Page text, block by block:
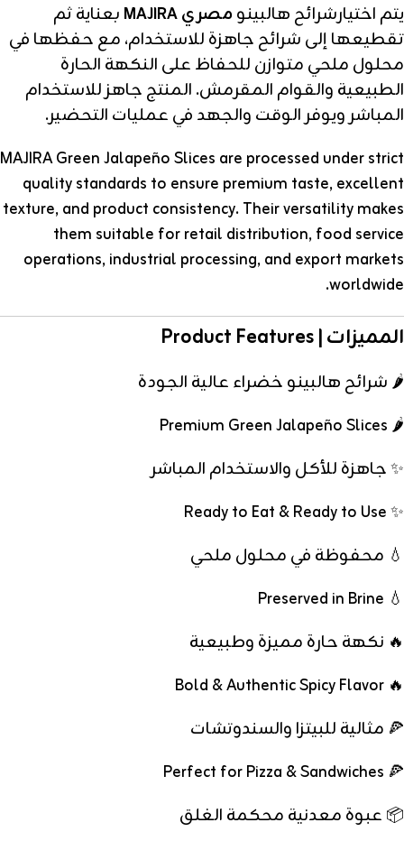
يتم اختيارشرائح هالبينو مصري MAJIRA
بعناية ثم
تقطيعها إلى شرائح جاهزة للاستخدام، مع حفظها في
محلول ملحي متوازن للحفاظ على النكهة الحارة
الطبيعية والقوام المقرمش. المنتج جاهز للاستخدام
المباشر ويوفر الوقت والجهد في عمليات التحضير.
MAJIRA Green Jalapeño Slices are processed under strict
quality standards to ensure premium taste, excellent
texture, and product consistency. Their versatility makes
them suitable for retail distribution, food service
operations, industrial processing, and export markets
worldwide.
المميزات | Product Features
🌶️ شرائح هالبينو خضراء عالية الجودة
🌶️ Premium Green Jalapeño Slices
✨ جاهزة للأكل والاستخدام المباشر
✨ Ready to Eat & Ready to Use
💧 محفوظة في محلول ملحي
💧 Preserved in Brine
🔥 نكهة حارة مميزة وطبيعية
🔥 Bold & Authentic Spicy Flavor
🍕 مثالية للبيتزا والسندوتشات
🍕 Perfect for Pizza & Sandwiches
📦 عبوة معدنية محكمة الغلق